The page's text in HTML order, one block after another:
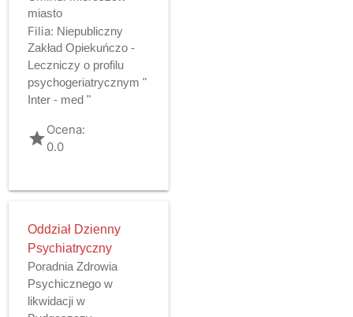
miasto
Filia: Niepubliczny
Zakład Opiekuńczo -
Leczniczy o profilu
psychogeriatrycznym "
Inter - med "
gradeOcena:
0.0
Oddział Dzienny
Psychiatryczny
Poradnia Zdrowia
Psychicznego w
likwidacji w